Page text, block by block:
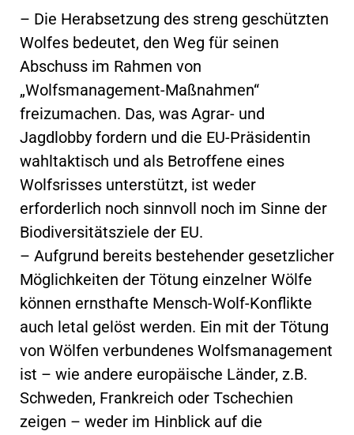
– Die Herabsetzung des streng geschützten
Wolfes bedeutet, den Weg für seinen
Abschuss im Rahmen von
„Wolfsmanagement-Maßnahmen“
freizumachen. Das, was Agrar- und
Jagdlobby fordern und die EU-Präsidentin
wahltaktisch und als Betroffene eines
Wolfsrisses unterstützt, ist weder
erforderlich noch sinnvoll noch im Sinne der
Biodiversitätsziele der EU.
– Aufgrund bereits bestehender gesetzlicher
Möglichkeiten der Tötung einzelner Wölfe
können ernsthafte Mensch-Wolf-Konflikte
auch letal gelöst werden. Ein mit der Tötung
von Wölfen verbundenes Wolfsmanagement
ist – wie andere europäische Länder, z.B.
Schweden, Frankreich oder Tschechien
zeigen – weder im Hinblick auf die